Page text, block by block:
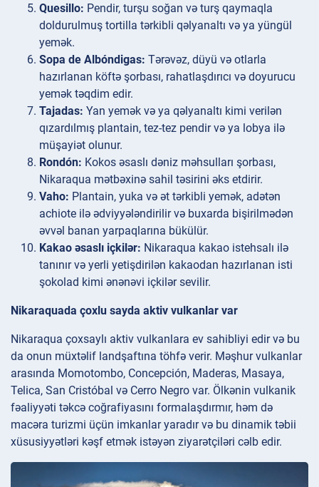
Quesillo: Pendir, turşu soğan və turş qaymaqla
doldurulmuş tortilla tərkibli qəlyanaltı və ya yüngül
yemək.
Sopa de Albóndigas: Tərəvəz, düyü və otlarla
hazırlanan köftə şorbası, rahatlaşdırıcı və doyurucu
yemək təqdim edir.
Tajadas: Yan yemək və ya qəlyanaltı kimi verilən
qızardılmış plantain, tez-tez pendir və ya lobya ilə
müşayiət olunur.
Rondón: Kokos əsaslı dəniz məhsulları şorbası,
Nikaraqua mətbəxinə sahil təsirini əks etdirir.
Vaho: Plantain, yuka və ət tərkibli yemək, adətən
achiote ilə ədviyyələndirilir və buxarda bişirilmədən
əvvəl banan yarpaqlarına bükülür.
Kakao əsaslı içkilər: Nikaraqua kakao istehsalı ilə
tanınır və yerli yetişdirilən kakaodan hazırlanan isti
şokolad kimi ənənəvi içkilər sevilir.
Nikaraquada çoxlu sayda aktiv vulkanlar var
Nikaraqua çoxsaylı aktiv vulkanlara ev sahibliyi edir və bu
da onun müxtəlif landşaftına töhfə verir. Məşhur vulkanlar
arasında Momotombo, Concepción, Maderas, Masaya,
Telica, San Cristóbal və Cerro Negro var. Ölkənin vulkanik
fəaliyyəti təkcə coğrafiyasını formalaşdırmır, həm də
macəra turizmi üçün imkanlar yaradır və bu dinamik təbii
xüsusiyyətləri kəşf etmək istəyən ziyarətçiləri cəlb edir.